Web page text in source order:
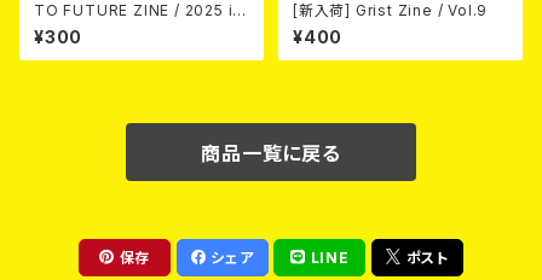
TO FUTURE ZINE / 2025 is
sue 20 (zine)
¥300
[新入荷] Grist Zine / Vol.9
¥400
商品一覧に戻る
保存 シェア LINE ポスト